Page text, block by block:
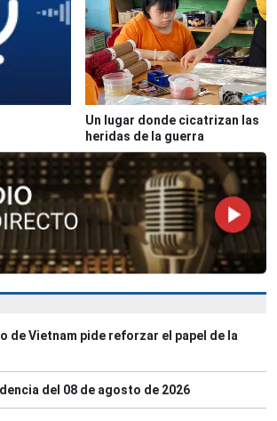
Un lugar donde cicatrizan las
heridas de la guerra
de Vietnam pide reforzar el papel de la
del 08 de agosto de 2026